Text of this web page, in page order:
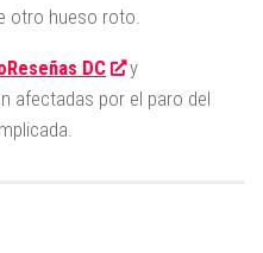
otro hueso roto.
DC
y
afectadas por el paro del